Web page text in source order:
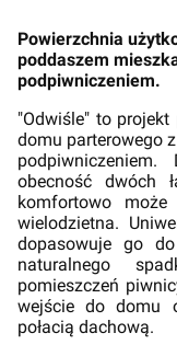
Powierzchnia
poddaszem
podpiwniczeniem.
"Odwiśle" to
domu parterowego
obecność dwóch
komfortowo
wielodzietna.
dopasowuje go
naturalnego
pomieszczeń
wejście do domu
połacią dachową.